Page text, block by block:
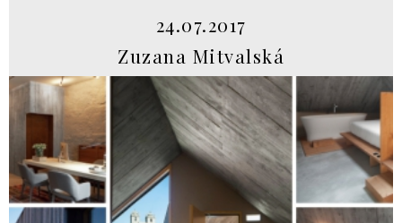
24.07.2017
Zuzana Mitvalská